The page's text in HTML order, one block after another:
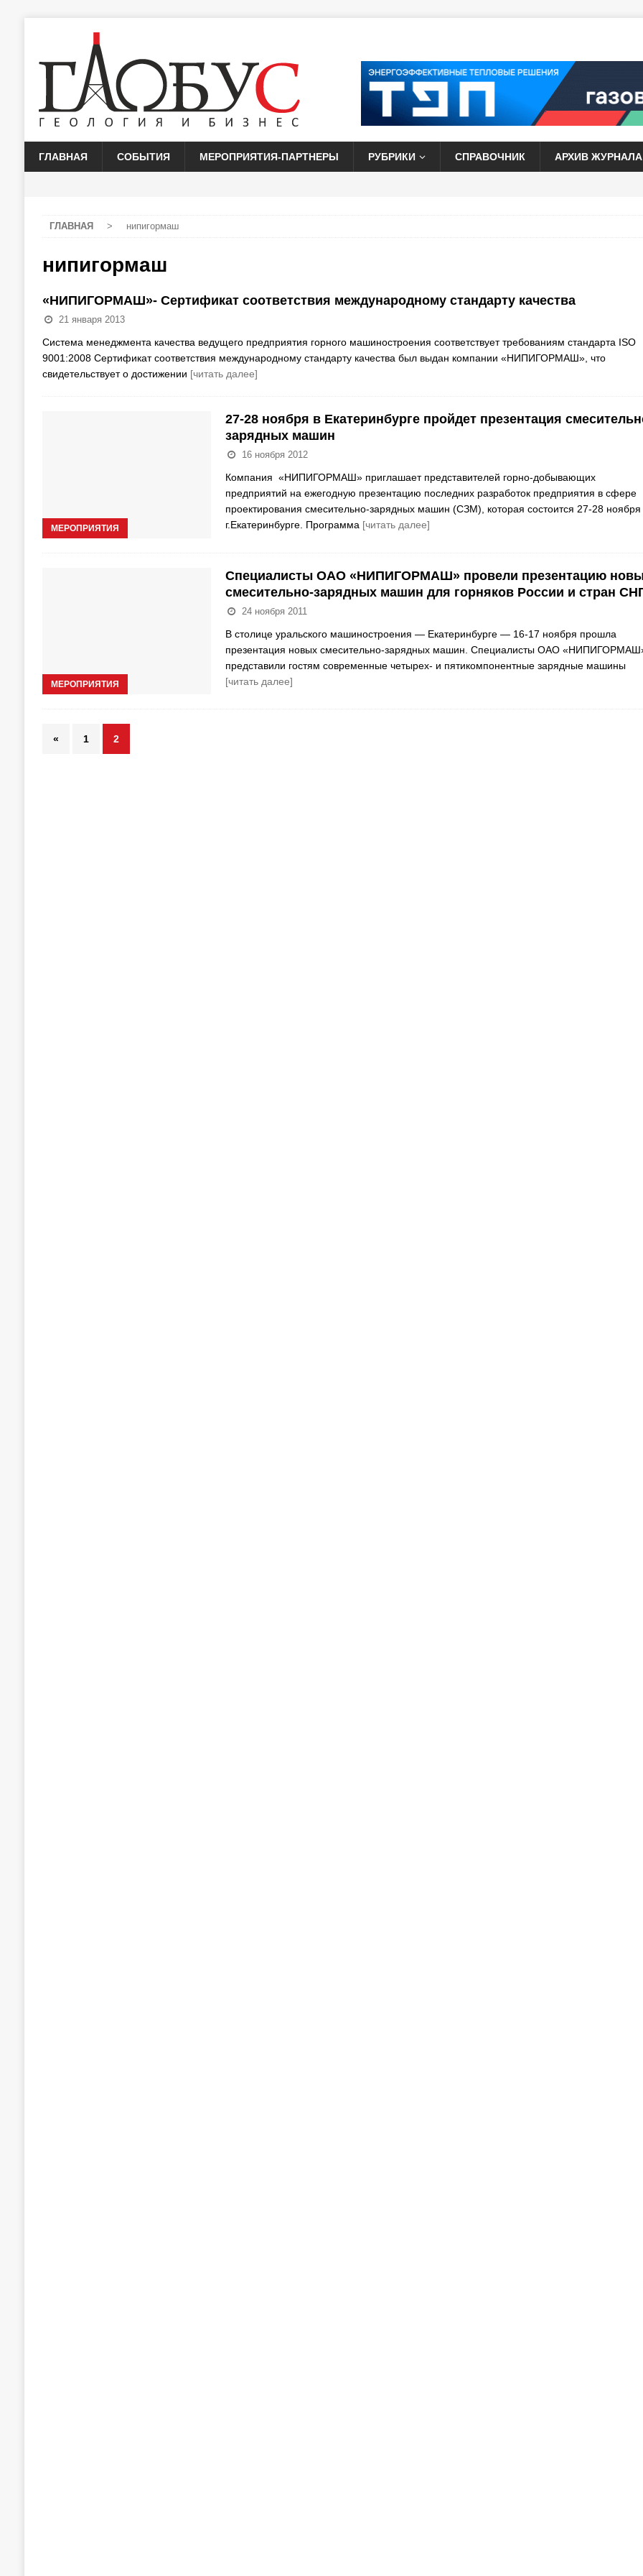
ГЛАВНАЯ СОБЫТИЯ МЕРОПРИЯТИЯ-ПАРТНЕРЫ РУБРИКИ СПРАВОЧНИК АРХИВ ЖУРНАЛА
ГЛАВНАЯ > нипигормаш
нипигормаш
«НИПИГОРМАШ»- Сертификат соответствия международному стандарту качества
21 января 2013
Система менеджмента качества ведущего предприятия горного машиностроения соответствует требованиям стандарта ISO
9001:2008 Сертификат соответствия международному стандарту качества был выдан компании «НИПИГОРМАШ», что
свидетельствует о достижении [читать далее]
МЕРОПРИЯТИЯ
27-28 ноября в Екатеринбурге пройдет презентация
зарядных машин
16 ноября 2012
Компания «НИПИГОРМАШ» приглашает представителей горно-добывающих
предприятий на ежегодную презентацию последних разработок предприятия в сфере
проектирования смесительно-зарядных машин (СЗМ), которая состоится 27-28 ноября
г.Екатеринбурге. Программа [читать далее]
МЕРОПРИЯТИЯ
Специалисты ОАО «НИПИГОРМАШ» провели презентацию
смесительно-зарядных машин для горняков России и стран
24 ноября 2011
В столице уральского машиностроения — Екатеринбурге — 16-17 ноября прошла
презентация новых смесительно-зарядных машин. Специалисты ОАО
представили гостям современные четырех- и пятикомпонентные зарядные машины
[читать далее]
« 1 2